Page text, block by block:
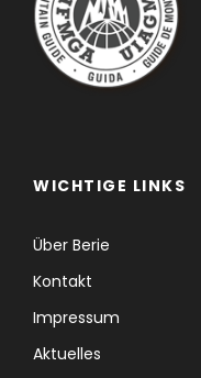
WICHTIGE LINKS
Über Berie
Kontakt
Impressum
Aktuelles